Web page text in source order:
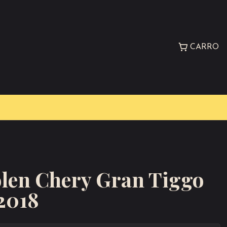
CARRO
Chery Gran Tiggo